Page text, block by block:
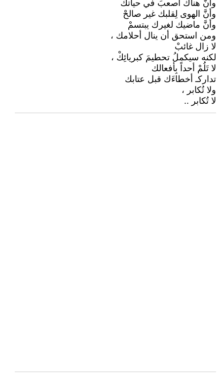
وأنَّ هناك أصعبَ في حياتكْ
وأنَّ الهوى لِقلبك غير صالحْ
وأنَّ ماضيك لغيرك يبتسمْ
ومن استحق أن ينال أحلامك ،
لا زال غائبْ
لكنه سيكملُ تحطيمَ كبريائِكْ ،
لا تَلُمْ أحداً بِأفعالك
تداركـ أخطاءَك قبل عتابك
ولا تُكابر ،
لا تُكابر ..